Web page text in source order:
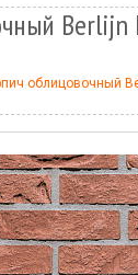
Berlijn
облицовочный